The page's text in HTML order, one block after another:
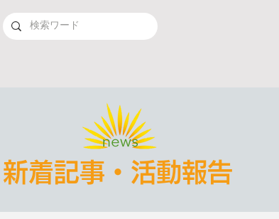
新着記事・活動報告